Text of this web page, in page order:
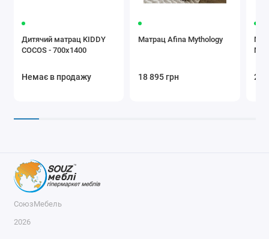
Дитячий матрац KIDDY
COCOS - 700х1400
Немає в продажу
Матрац Afina Mythology
18 895 грн 21
СоюзМебель
2026